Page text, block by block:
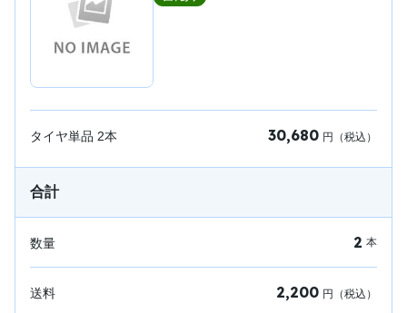
タイヤ単品 2本 30,680 円（税込）
合計
数量 2 本
送料 2,200 円（税込）